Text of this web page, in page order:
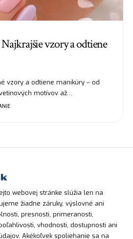
vzory a odtiene
vzory a odtiene manikúry – od
motívov až…
webovej stránke slúžia len na
žiadne záruky, výslovné ani
presnosti, primeranosti,
vhodnosti, dostupnosti ani
Akékoľvek spoliehanie sa na